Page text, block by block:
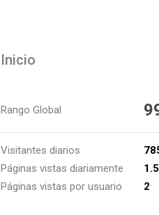
Inicio
Rango Global
Visitantes diarios
Páginas vistas diariamente
Páginas vistas por usuario
2